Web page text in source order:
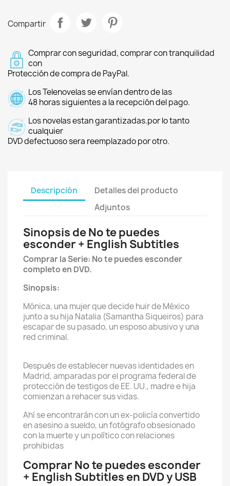
Compartir
Comprar con seguridad, comprar con tranquilidad
con
Protección de compra de PayPal.
Los Telenovelas se envían dentro de las
48 horas siguientes a la recepción del pago.
Los novelas estan garantizadas.por lo tanto
cualquier
DVD defectuoso sera reemplazado por otro.
Descripción
Detalles del producto
Adjuntos
Sinopsis de No te puedes
esconder + English Subtitles
Comprar la Serie: No te puedes esconder
completo en DVD.
Sinopsis:
Mónica, una mujer que decide huir de México
junto a su hija Natalia (Samantha Siqueiros) para
escapar de su pasado, un esposo abusivo y una
red criminal.
Después de establecer nuevas identidades en
Madrid, amparadas por el programa federal de
protección de testigos de EE. UU., madre e hija
comienzan a rehacer sus vidas.
Ahí se encontrarán con un ex-policía convertido
en asesino a sueldo, un fotógrafo obsesionado
con la muerte y un político con relaciones
prohibidas
Comprar No te puedes esconder
+ English Subtitles en DVD y USB